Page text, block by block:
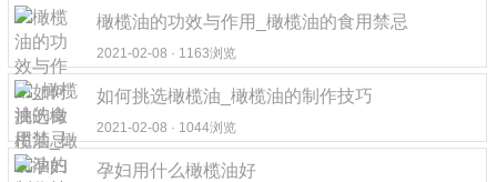
橄榄油的功效与作用_橄榄油的食用禁忌
2021-02-08 · 1163浏览
如何挑选橄榄油_橄榄油的制作技巧
2021-02-08 · 1044浏览
孕妇用什么橄榄油好